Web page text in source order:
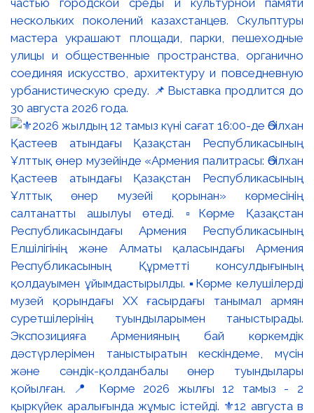
нескольких поколений казахстанцев. Скульптуры
мастера украшают площади, парки, пешеходные
улицы и общественные пространства, органично
соединяя искусство, архитектуру и повседневную
урбанистическую среду. 📌Выставка продлится до
30 августа 2026 года.